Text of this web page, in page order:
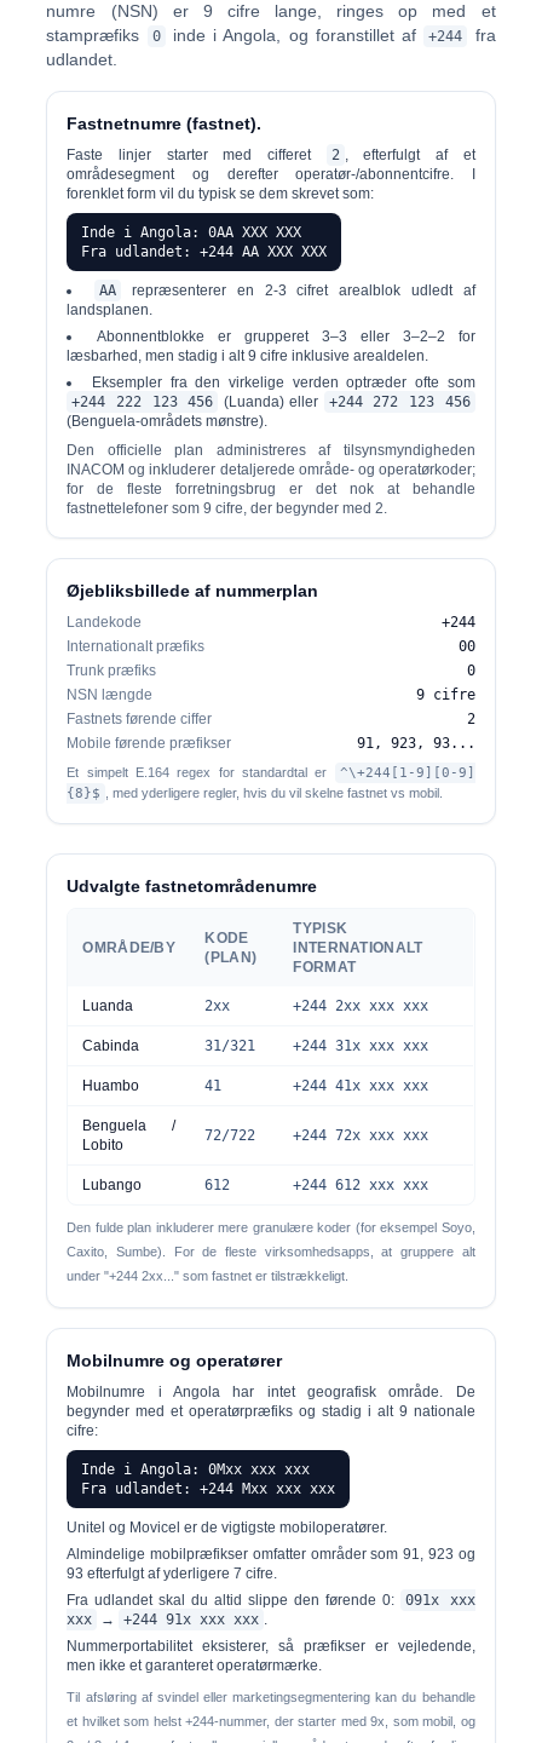
numre (NSN) er 9 cifre lange, ringes op med et
stampræfiks
0 inde i Angola, og foranstillet af +244
fra
udlandet.
Fastnetnumre (fastnet).
Faste linjer starter med cifferet 2 , efterfulgt af et
områdesegment og derefter operatør-/abonnentcifre. I
forenklet form vil du typisk se dem skrevet som:
Inde i Angola: 0AA XXX XXX
Fra udlandet: +244 AA XXX XXX
AA
repræsenterer en 2-3 cifret arealblok udledt af
landsplanen.
Abonnentblokke er grupperet 3–3 eller 3–2–2 for
læsbarhed, men stadig i alt 9 cifre inklusive arealdelen.
Eksempler fra den virkelige verden optræder ofte som
+244 222 123 456
(Luanda) eller
+244 272 123 456
(Benguela-områdets mønstre).
Den officielle plan administreres af tilsynsmyndigheden
INACOM og inkluderer detaljerede område- og operatørkoder;
for de fleste forretningsbrug er det nok at behandle
fastnettelefoner som 9 cifre, der begynder med 2.
Øjebliksbillede af nummerplan
Landekode
+244
Internationalt præfiks
00
Trunk præfiks
0
NSN længde
9 cifre
Fastnets førende ciffer
2
Mobile førende præfikser
91, 923, 93...
Et simpelt E.164 regex for standardtal er
^\+244[1-9][0-9]
{8}$
, med yderligere regler, hvis du vil skelne fastnet vs mobil.
Udvalgte fastnetområdenumre
OMRÅDE/BY
KODE
(PLAN)
TYPISK
INTERNATIONALT
FORMAT
Luanda 2xx +244 2xx xxx xxx
Cabinda 31/321 +244 31x xxx xxx
Huambo 41 +244 41x xxx xxx
Benguela /
Lobito
72/722 +244 72x xxx xxx
Lubango 612 +244 612 xxx xxx
Den fulde plan inkluderer mere granulære koder (for eksempel Soyo,
Caxito, Sumbe). For de fleste virksomhedsapps, at gruppere alt
under "+244 2xx..." som fastnet er tilstrækkeligt.
Mobilnumre og operatører
Mobilnumre i Angola har intet geografisk område. De
begynder med et operatørpræfiks og stadig i alt 9 nationale
cifre:
Inde i Angola: 0Mxx xxx xxx
Fra udlandet: +244 Mxx xxx xxx
Unitel og Movicel er de vigtigste mobiloperatører.
Almindelige mobilpræfikser omfatter områder som 91, 923 og
93 efterfulgt af yderligere 7 cifre.
Fra udlandet skal du altid slippe den førende 0:
091x xxx
xxx
→ +244 91x xxx xxx .
Nummerportabilitet eksisterer, så præfikser er vejledende,
men ikke et garanteret operatørmærke.
Til afsløring af svindel eller marketingsegmentering kan du behandle
et hvilket som helst +244-nummer, der starter med 9x, som mobil, og